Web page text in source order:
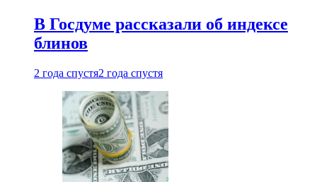
В Госдуме рассказали об индексе
блинов
2 года спустя2 года спустя